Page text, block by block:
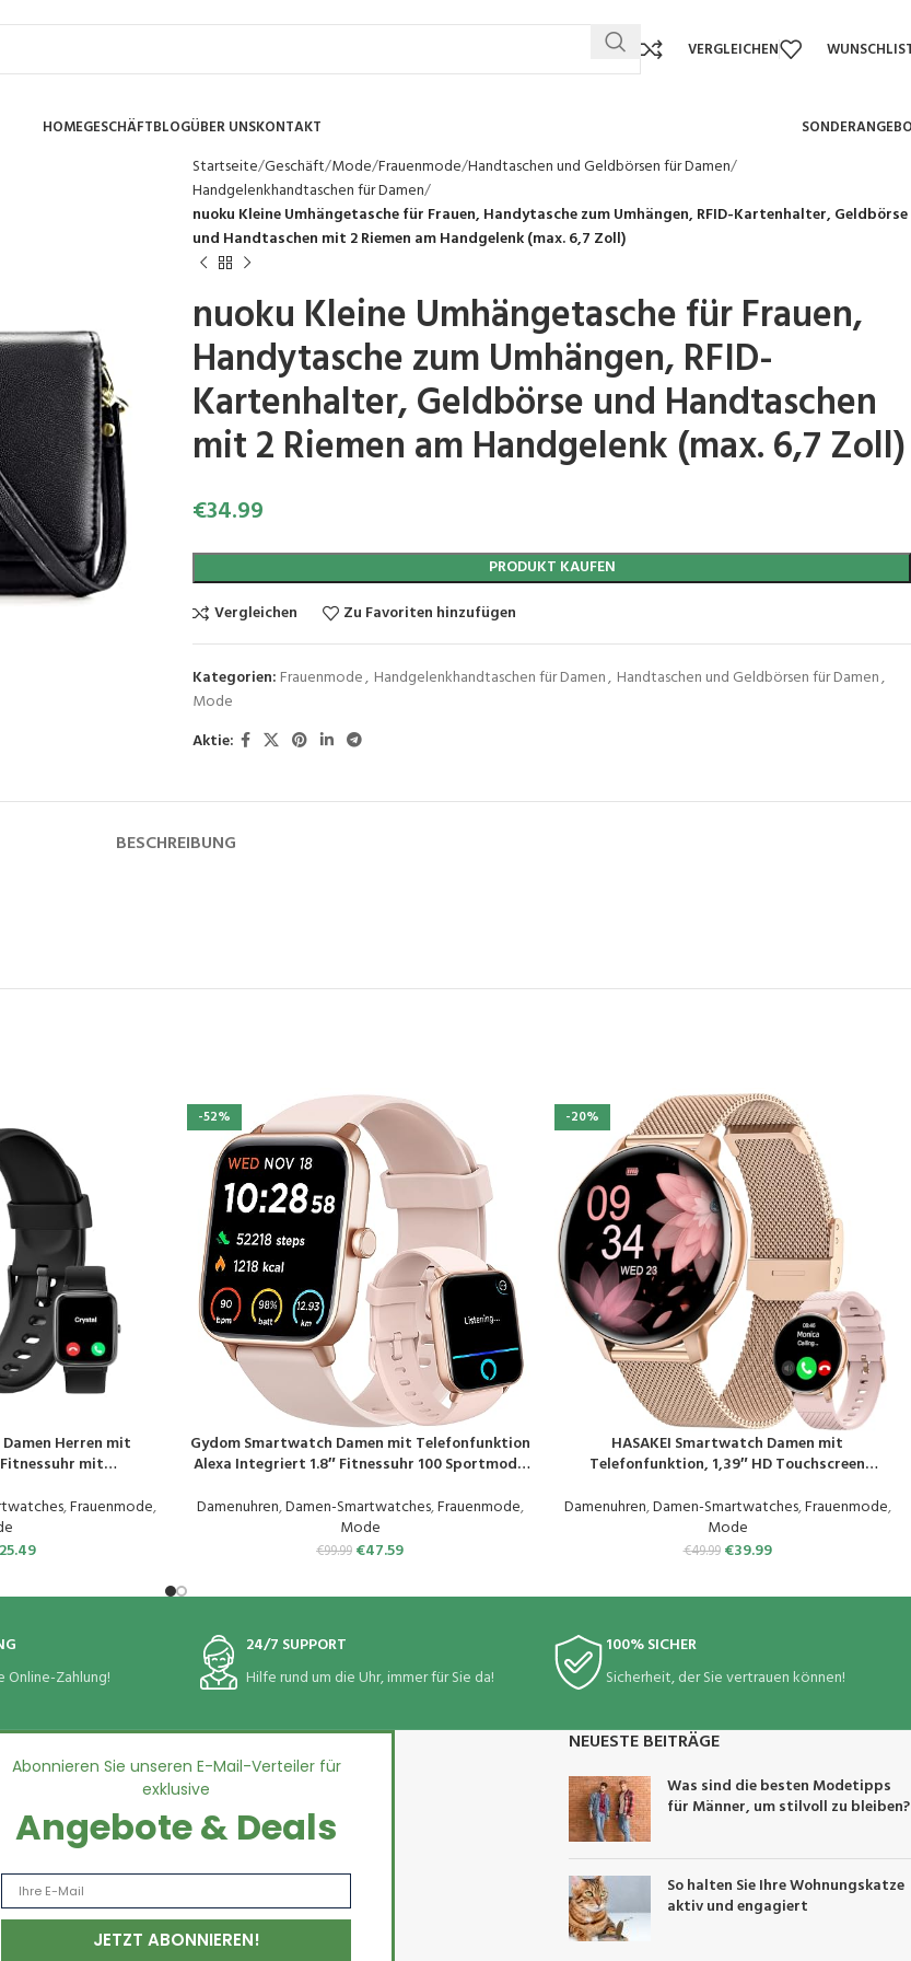
VERGLEICHEN
HOMEGESCHÄFTBLOGÜBER UNSKONTAKT
Startseite Geschäft Mode Frauenmode Handtaschen und Geldbörsen für Damen
Handgelenkhandtaschen für Damen
nuoku Kleine Umhängetasche für Frauen, Handytasche zum Umhängen, RFID-Kartenhalter, Geldbörse
und Handtaschen mit 2 Riemen am Handgelenk (max. 6,7 Zoll)
nuoku Kleine Umhängetasche für Frauen,
Handytasche zum Umhängen, RFID-
Kartenhalter, Geldbörse und Handtaschen
mit 2 Riemen am Handgelenk (max. 6,7 Zoll)
€34.99
PRODUKT KAUFEN
Vergleichen
Zu Favoriten hinzufügen
Kategorien: Frauenmode, Handgelenkhandtaschen für Damen, Handtaschen und Geldbörsen für Damen,
Mode
Aktie:
BESCHREIBUNG
Herren mit
mit
für iOS Android
,Frauenmode,
25.49
-52%
PRODUKT KAUFEN
Gydom Smartwatch Damen mit Telefonfunktion
Alexa Integriert 1.8″ Fitnessuhr 100 Sportmodi,
Zifferblätter, Gehen, Laufen Auto Erkennung
Damenuhren,Damen-Smartwatches,Frauenmode,
Mode
€99.99 €47.59
-20%
PRODUKT KAUFEN
HASAKEI Smartwatch Damen mit
Telefonfunktion, 1,39″ HD Touchscreen
Schlafmonitor, Menstruationszyklus IP68
Wasserdicht Sportuhr Armbanduhr Android iOS
Roségold
Damenuhren,Damen-Smartwatches,Frauenmode,
Mode
€49.99 €39.99
Online-Zahlung!
24/7 SUPPORT
Hilfe rund um die Uhr, immer für Sie da!
100% SICHER
Sicherheit, der Sie vertrauen können!
Abonnieren Sie unseren E-Mail-Verteiler für
exklusive
Angebote & Deals
NEUESTE BEITRÄGE
Was sind die besten Modetipps
für Männer, um stilvoll zu bleiben?
So halten Sie Ihre Wohnungskatze
aktiv und engagiert